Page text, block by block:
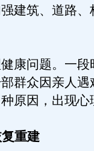
建筑、道路、
问题。一段
群众因亲人遇
原因，出现心
重建